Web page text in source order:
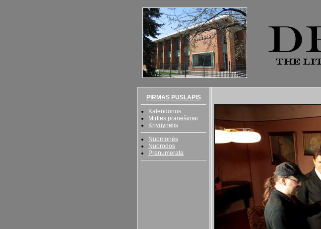
PIRMAS PUSLAPIS
Kalendorius
Mirties pranešimai
Knygynėlis
Nuomonės
Nuorodos
Prenumerata